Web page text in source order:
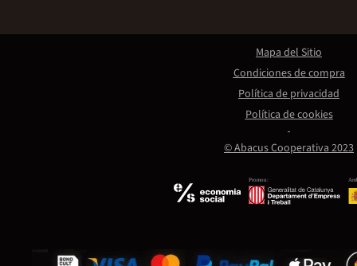
Promou:
© Abacus Cooperativa 2023
Mapa del Sitio
Condiciones de compra
Política de privacidad
Política de cookies